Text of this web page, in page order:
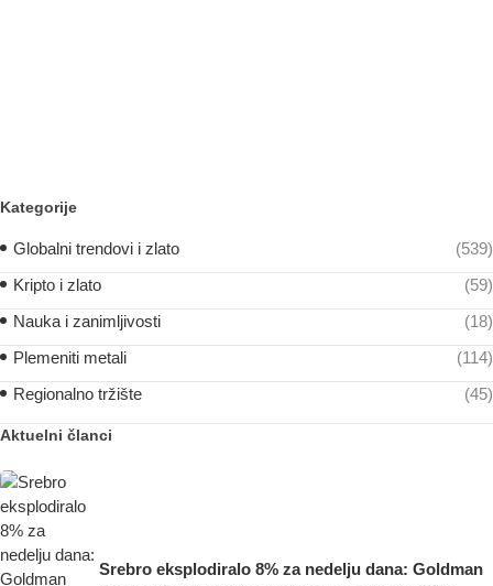
Kategorije
Globalni trendovi i zlato
(539)
Kripto i zlato
(59)
Nauka i zanimljivosti
(18)
Plemeniti metali
(114)
Regionalno tržište
(45)
Aktuelni članci
Srebro eksplodiralo 8% za nedelju dana: Goldman